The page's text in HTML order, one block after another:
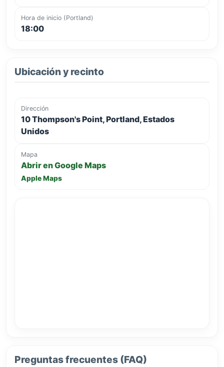
Hora de inicio (Portland)
18:00
Ubicación y recinto
Dirección
10 Thompson's Point, Portland, Estados
Unidos
Mapa
Abrir en Google Maps
Apple Maps
Preguntas frecuentes (FAQ)